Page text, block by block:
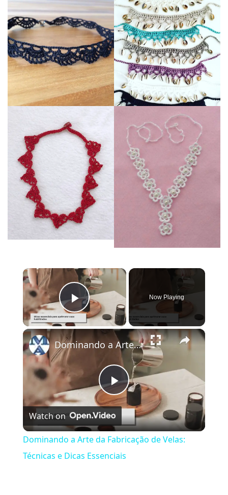
×
Play Video
Now Playing
×
Play
Video
Dominando a Arte da Fabricação de Velas: Técnicas e Dicas Essenciais
Watch on
Dominando a Arte da Fabricação de Velas:
Técnicas e Dicas Essenciais